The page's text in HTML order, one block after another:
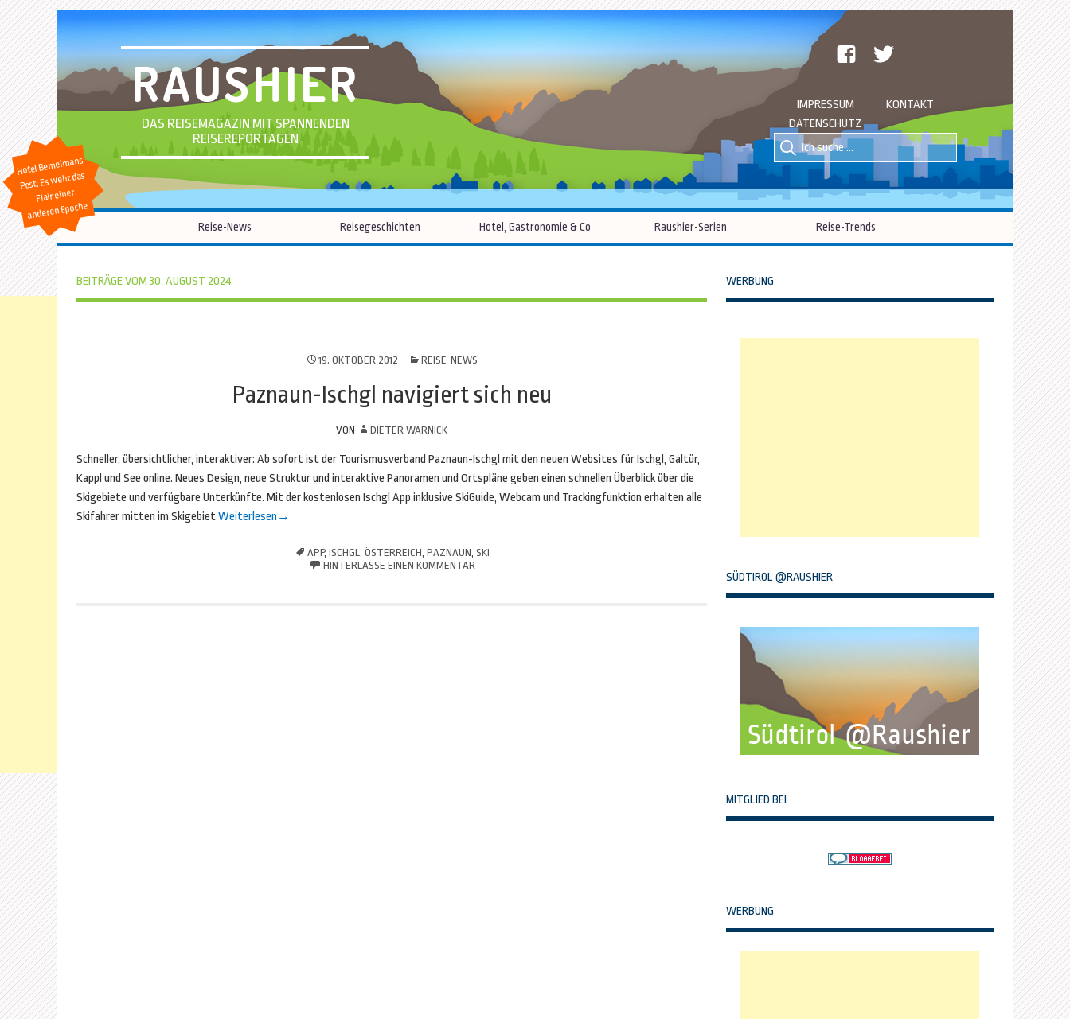
RAUSHIER
DAS REISEMAGAZIN MIT SPANNENDEN
REISEREPORTAGEN
facebook
IMPRESSUM
KONTAKT
DATENSCHUTZ
Suche
nach::
Suche
nach:
Hotel Bemelmans
Post: Es weht das
Flair einer
anderen Epoche
Reise-News Reisegeschichten Hotel, Gastronomie & Co Raushier-Serien Reise-Trends
BEITRÄGE VOM 30. AUGUST 2024
19. OKTOBER 2012 REISE-NEWS
Paznaun-Ischgl navigiert sich neu
VON DIETER WARNICK
Schneller, übersichtlicher, interaktiver: Ab sofort ist der Tourismusverband Paznaun-Ischgl mit den neuen Websites für Ischgl, Galtür,
Kappl und See online. Neues Design, neue Struktur und interaktive Panoramen und Ortspläne geben einen schnellen Überblick über die
Skigebiete und verfügbare Unterkünfte. Mit der kostenlosen Ischgl App inklusive SkiGuide, Webcam und Trackingfunktion erhalten alle
Skifahrer mitten im SkigebietWeiterlesen →
APP, ISCHGL, ÖSTERREICH, PAZNAUN, SKI
HINTERLASSE EINEN KOMMENTAR
WERBUNG
SÜDTIROL @RAUSHIER
MITGLIED BEI
WERBUNG